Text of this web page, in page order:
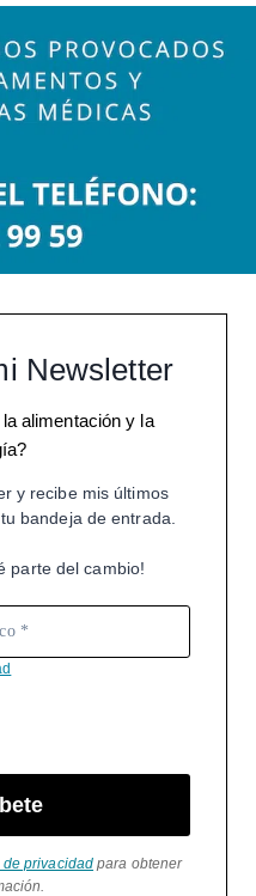
Newsletter
alimentación y la
y recibe mis últimos
bandeja de entrada.
parte del cambio!
privacidad para obtener